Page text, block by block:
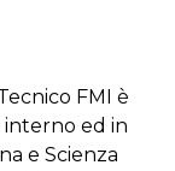
FMI è
ed in
e Scienza